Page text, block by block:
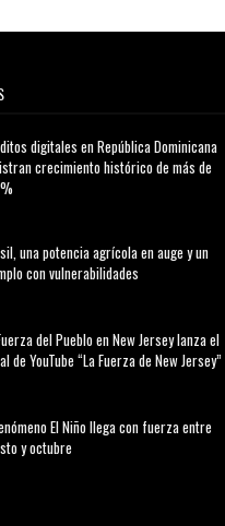
digitales en República Dominicana
crecimiento histórico de más de
una potencia agrícola en auge y un
con vulnerabilidades
del Pueblo en New Jersey lanza el
de YouTube “La Fuerza de New Jersey”
El Niño llega con fuerza entre
y octubre